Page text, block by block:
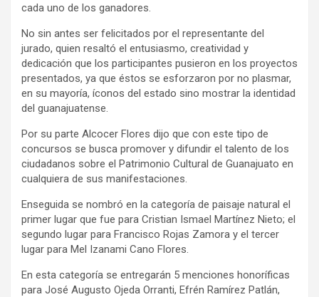
cada uno de los ganadores.
No sin antes ser felicitados por el representante del
jurado, quien resaltó el entusiasmo, creatividad y
dedicación que los participantes pusieron en los proyectos
presentados, ya que éstos se esforzaron por no plasmar,
en su mayoría, íconos del estado sino mostrar la identidad
del guanajuatense.
Por su parte Alcocer Flores dijo que con este tipo de
concursos se busca promover y difundir el talento de los
ciudadanos sobre el Patrimonio Cultural de Guanajuato en
cualquiera de sus manifestaciones.
Enseguida se nombró en la categoría de paisaje natural el
primer lugar que fue para Cristian Ismael Martínez Nieto; el
segundo lugar para Francisco Rojas Zamora y el tercer
lugar para Mel Izanami Cano Flores.
En esta categoría se entregarán 5 menciones honoríficas
para José Augusto Ojeda Orranti, Efrén Ramírez Patlán,